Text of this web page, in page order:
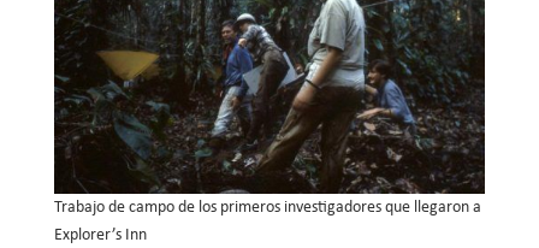
Trabajo de campo de los primeros investigadores que llegaron a
Explorer’s Inn